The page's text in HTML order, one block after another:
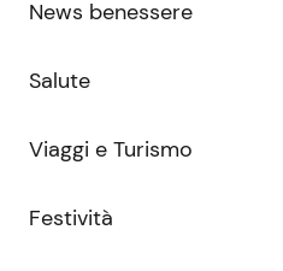
News benessere
Salute
Viaggi e Turismo
Festività